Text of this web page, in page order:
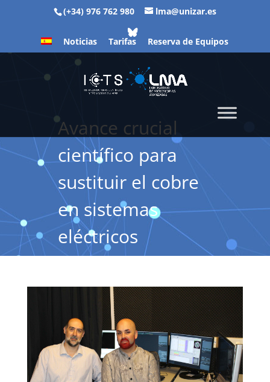
(+34) 976 762 980 lma@unizar.es
Noticias Tarifas Reserva de Equipos
Avance crucial
científico para
sustituir el cobre
en sistemas
eléctricos